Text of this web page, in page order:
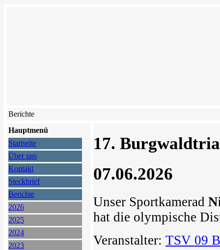
Berichte
Hauptmenü
Startseite
Über uns
Kontakt
Steckbrief
Berichte
2026
2025
2024
2023
17.
07.06.2026
Unser Sportkamerad
hat die olympische
Veranstalter: TSV 09